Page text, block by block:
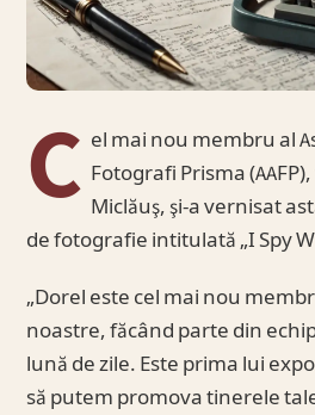
C el mai nou membru al
Fotografi Prisma
Miclăuş, şi-a vernisat
de fotografie intitulată „I Spy
„Dorel este cel mai nou
noastre, făcând parte din
lună de zile. Este prima lui
să putem promova tinerele